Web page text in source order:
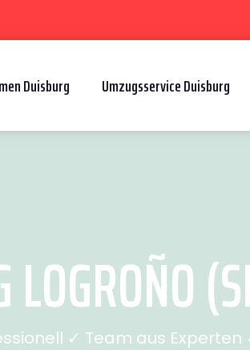
Duisburg Umzugsservice Duisburg
LOGROÑO
✓ Team aus